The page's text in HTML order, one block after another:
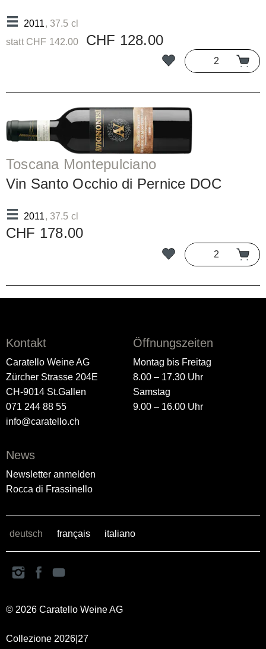
2011, 37.5 cl
statt CHF 142.00
CHF 128.00
Toscana Montepulciano
Vin Santo Occhio di Pernice DOC
2011, 37.5 cl
CHF 178.00
Kontakt
Caratello Weine AG
Zürcher Strasse 204E
CH-9014 St.Gallen
071 244 88 55
info@caratello.ch
Öffnungszeiten
Montag bis Freitag
8.00 – 17.30 Uhr
Samstag
9.00 – 16.00 Uhr
News
Newsletter anmelden
Rocca di Frassinello
deutsch français italiano
© 2026 Caratello Weine AG
Collezione 2026|27